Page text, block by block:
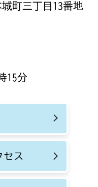
町三丁目13番地
15分
セス